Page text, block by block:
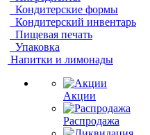
Кондитерские формы
Кондитерский инвентарь
Пищевая печать
Упаковка
Напитки и лимонады
Акции
Распродажа